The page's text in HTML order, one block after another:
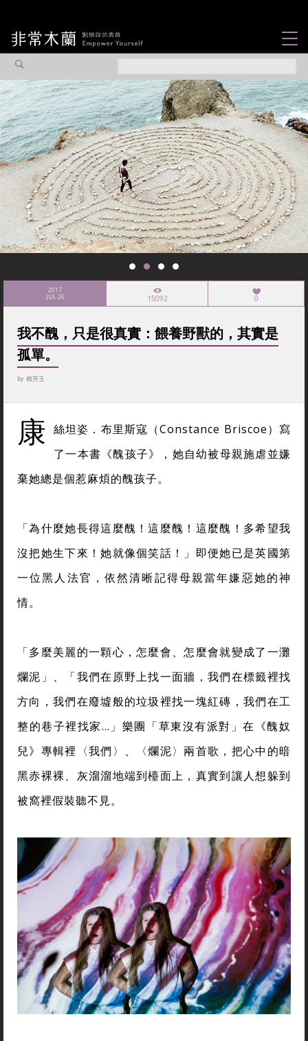
觀點專欄
焦點企劃
社會企業
認識我們
2017
JUL 26 15092 0
我不醜，只是很真實：餵養野獸的，其實是
孤單。
by 賴芳玉
康 絲坦姿．布里斯寇（Constance Briscoe）寫
了一本書《醜孩子》，她自幼被母親施虐並嫌
棄她總是個惹麻煩的醜孩子。
「為什麼她長得這麼醜！這麼醜！這麼醜！多希望我
沒把她生下來！她就像個笑話！」即便她已是英國第
一位黑人法官，依然清晰記得母親當年嫌惡她的神
情。
「多麼美麗的一顆心，怎麼會、怎麼會就變成了一灘
爛泥」、「我們在原野上找一面牆，我們在標籤裡找
方向，我們在廢墟般的垃圾裡找一塊紅磚，我們在工
整的巷子裡找家…」樂團「草東沒有派對」在《醜奴
兒》專輯裡〈我們〉、〈爛泥〉兩首歌，把心中的暗
黑赤裸裸、灰溜溜地端到檯面上，真實到讓人想躲到
被窩裡假裝聽不見。